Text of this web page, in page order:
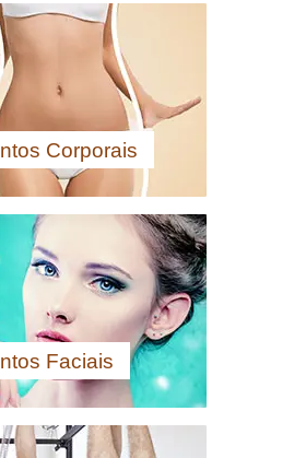
Corporais
Faciais